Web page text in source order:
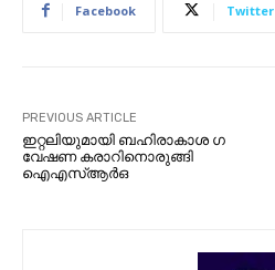
Facebook Twitter
PREVIOUS ARTICLE
ഇറ്റലിയുമായി ബ​​​ഹി​​​രാ​​​കാ​​​ശ ഗ​​​
വേ​​​ഷ​​​ണ കരാറിനൊരുങ്ങി
ഐഎസ്‌ആര്‍ഒ